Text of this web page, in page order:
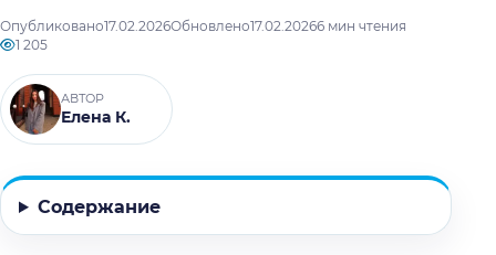
Опубликовано17.02.2026Обновлено17.02.20266 мин чтения
1 205
АВТОР
Елена К.
Содержание